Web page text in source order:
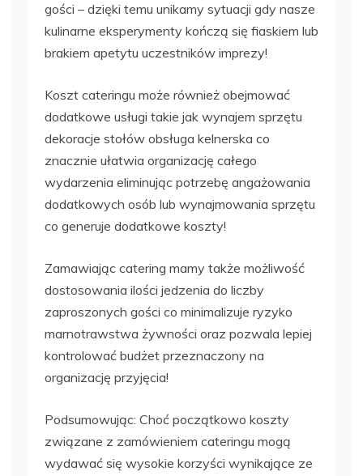
gości – dzięki temu unikamy sytuacji gdy nasze
kulinarne eksperymenty kończą się fiaskiem lub
brakiem apetytu uczestników imprezy!
Koszt cateringu może również obejmować
dodatkowe usługi takie jak wynajem sprzętu
dekoracje stołów obsługa kelnerska co
znacznie ułatwia organizację całego
wydarzenia eliminując potrzebę angażowania
dodatkowych osób lub wynajmowania sprzętu
co generuje dodatkowe koszty!
Zamawiając catering mamy także możliwość
dostosowania ilości jedzenia do liczby
zaproszonych gości co minimalizuje ryzyko
marnotrawstwa żywności oraz pozwala lepiej
kontrolować budżet przeznaczony na
organizację przyjęcia!
Podsumowując: Choć początkowo koszty
związane z zamówieniem cateringu mogą
wydawać się wysokie korzyści wynikające ze